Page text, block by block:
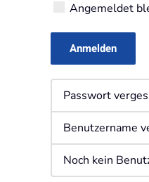
Angemeldet
Anmelden
Passwort
Benutzername
Noch kein